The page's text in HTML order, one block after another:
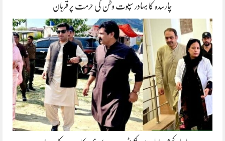
چارسدہ کا بہادر سپوت وطن کی حرمت پر قربان